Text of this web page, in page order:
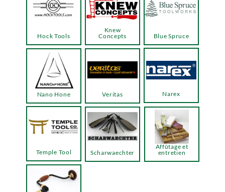
Hock Tools
Knew
Concepts
Temple Tool
Blue Spruce
Narex
Veritas
Nano Hone
Scharwaechter
Affûtage et
entretien